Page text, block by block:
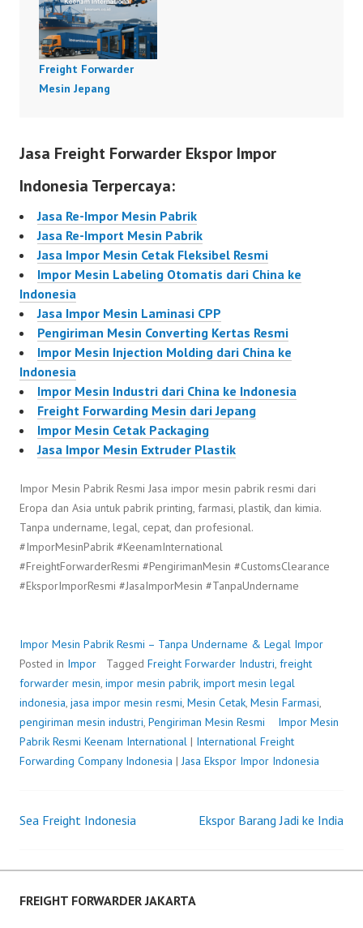
Freight Forwarder
Mesin Jepang
Jasa Freight Forwarder Ekspor Impor
Indonesia Terpercaya:
Jasa Re-Impor Mesin Pabrik
Jasa Re-Import Mesin Pabrik
Jasa Impor Mesin Cetak Fleksibel Resmi
Impor Mesin Labeling Otomatis dari China ke
Indonesia
Jasa Impor Mesin Laminasi CPP
Pengiriman Mesin Converting Kertas Resmi
Impor Mesin Injection Molding dari China ke
Indonesia
Impor Mesin Industri dari China ke Indonesia
Freight Forwarding Mesin dari Jepang
Impor Mesin Cetak Packaging
Jasa Impor Mesin Extruder Plastik
Impor Mesin Pabrik Resmi Jasa impor mesin pabrik resmi dari
Eropa dan Asia untuk pabrik printing, farmasi, plastik, dan kimia.
Tanpa undername, legal, cepat, dan profesional.
#ImporMesinPabrik #KeenamInternational
#FreightForwarderResmi #PengirimanMesin #CustomsClearance
#EksporImporResmi #JasaImporMesin #TanpaUndername
Impor Mesin Pabrik Resmi – Tanpa Undername & Legal Impor
Posted in Impor Tagged Freight Forwarder Industri, freight
forwarder mesin, impor mesin pabrik, import mesin legal
indonesia, jasa impor mesin resmi, Mesin Cetak, Mesin Farmasi,
pengiriman mesin industri, Pengiriman Mesin Resmi
Impor Mesin
Pabrik Resmi P
o
e
J
b
y
e
t
Keenam International | International Freight
Forwarding Company Indonesia |Jasa Ekspor Impor Indonesia
Post
navigation
Sea Freight Indonesia Ekspor Barang Jadi ke India
FREIGHT FORWARDER JAKARTA